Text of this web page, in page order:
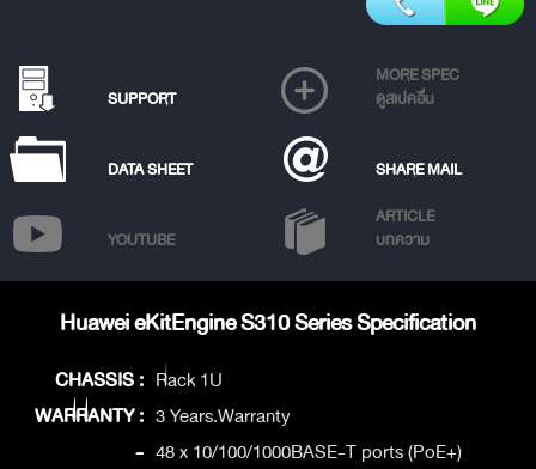
SUPPORT
MORE SPEC
ดูสเปคอื่น
DATA SHEET SHARE MAIL
YOUTUBE
ARTICLE
บทความ
Huawei eKitEngine S310 Series Specification
CHASSIS : Rack 1U
WARRANTY : 3 Years.Warranty
- 48 x 10/100/1000BASE-T ports (PoE+)